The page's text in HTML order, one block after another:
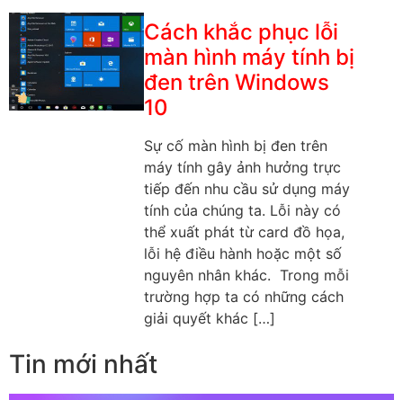
Cách khắc phục lỗi
màn hình máy tính bị
đen trên Windows
10
Sự cố màn hình bị đen trên
máy tính gây ảnh hưởng trực
tiếp đến nhu cầu sử dụng máy
tính của chúng ta. Lỗi này có
thể xuất phát từ card đồ họa,
lỗi hệ điều hành hoặc một số
nguyên nhân khác. Trong mỗi
trường hợp ta có những cách
giải quyết khác […]
Tin mới nhất